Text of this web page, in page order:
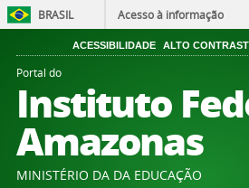
BRASIL Acesso à informação
ACESSIBILIDADE ALTO
Portal do
Instituto
Amazonas
MINISTÉRIO DA DA EDUCAÇÃO